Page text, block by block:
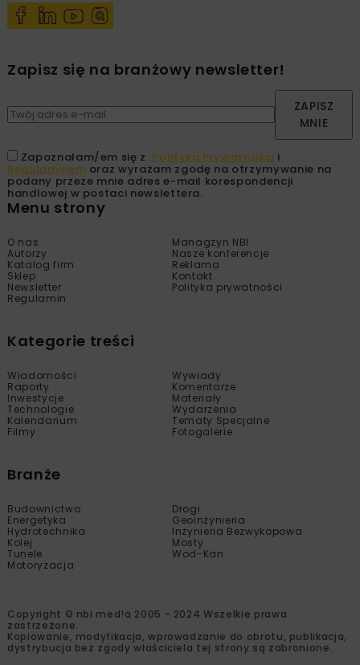
Zapisz się na branżowy newsletter!
ZAPISZ
MNIE
Zapoznałam/em się z Polityką Prywatności i
Regulaminem oraz wyrażam zgodę na otrzymywanie na
podany przeze mnie adres e-mail korespondencji
handlowej w postaci newslettera.
Menu strony
O nas
Managzyn NBI
Autorzy
Nasze konferencje
Katalog firm
Reklama
Sklep
Kontakt
Newsletter
Polityka prywatności
Regulamin
Kategorie treści
Wiadomości
Wywiady
Raporty
Komentarze
Inwestycje
Materiały
Technologie
Wydarzenia
Kalendarium
Tematy Specjalne
Filmy
Fotogalerie
Branże
Budownictwo
Drogi
Energetyka
Geoinżynieria
Hydrotechnika
Inżynieria Bezwykopowa
Kolej
Mosty
Tunele
Wod-Kan
Motoryzacja
Copyright © nbi med!a 2005 - 2024 Wszelkie prawa
zastrzeżone.
Kopiowanie, modyfikacja, wprowadzanie do obrotu, publikacja,
dystrybucja bez zgody właściciela tej strony są zabronione.